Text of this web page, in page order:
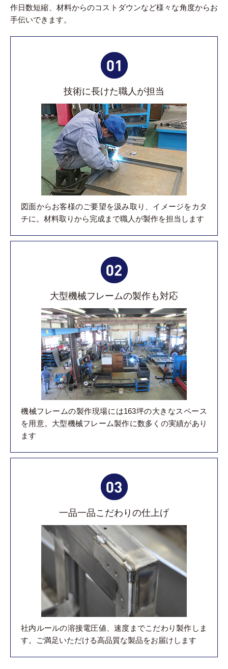
作日数短縮、材料からのコストダウンなど様々な角度からお
手伝いできます。
技術に長けた職人が担当
図面からお客様のご要望を汲み取り、イメージをカタ
チに。材料取りから完成まで職人が製作を担当します
大型機械フレームの製作も対応
機械フレームの製作現場には163坪の大きなスペース
を用意。大型機械フレーム製作に数多くの実績があり
ます
一品一品こだわりの仕上げ
社内ルールの溶接電圧値、速度までこだわり製作しま
す。ご満足いただける高品質な製品をお届けします